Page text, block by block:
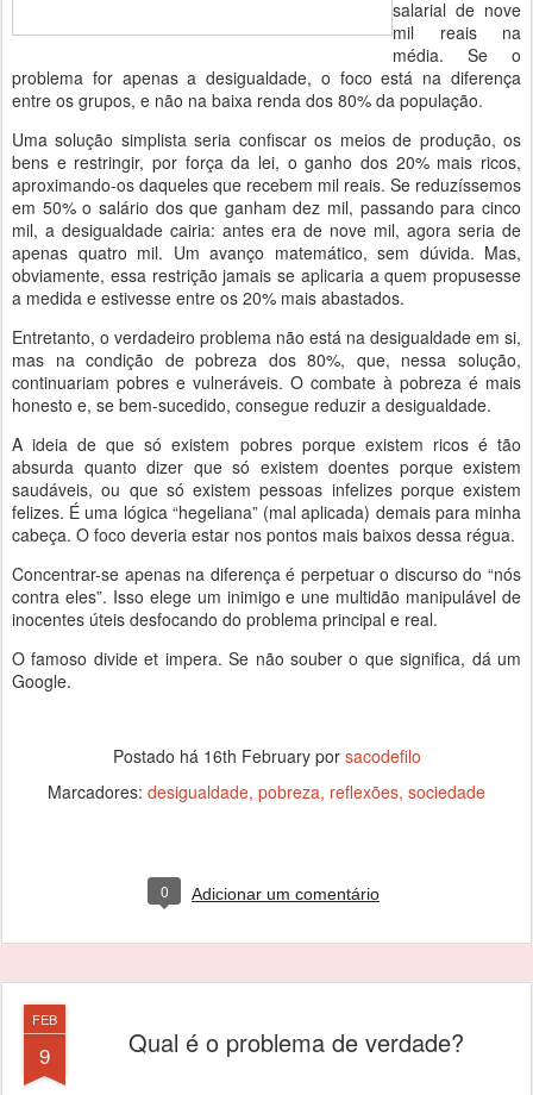
salarial de nove
mil reais na
média. Se o
problema for apenas a desigualdade, o foco está na diferença
entre os grupos, e não na baixa renda dos 80% da população.
Uma solução simplista seria confiscar os meios de produção, os
bens e restringir, por força da lei, o ganho dos 20% mais ricos,
aproximando-os daqueles que recebem mil reais. Se reduzíssemos
em 50% o salário dos que ganham dez mil, passando para cinco
mil, a desigualdade cairia: antes era de nove mil, agora seria de
apenas quatro mil. Um avanço matemático, sem dúvida. Mas,
obviamente, essa restrição jamais se aplicaria a quem propusesse
a medida e estivesse entre os 20% mais abastados.
Entretanto, o verdadeiro problema não está na desigualdade em si,
mas na condição de pobreza dos 80%, que, nessa solução,
continuariam pobres e vulneráveis. O combate à pobreza é mais
honesto e, se bem-sucedido, consegue reduzir a desigualdade.
A ideia de que só existem pobres porque existem ricos é tão
absurda quanto dizer que só existem doentes porque existem
saudáveis, ou que só existem pessoas infelizes porque existem
felizes. É uma lógica “hegeliana” (mal aplicada) demais para minha
cabeça. O foco deveria estar nos pontos mais baixos dessa régua.
Concentrar-se apenas na diferença é perpetuar o discurso do “nós
contra eles”. Isso elege um inimigo e une multidão manipulável de
inocentes úteis desfocando do problema principal e real.
O famoso divide et impera. Se não souber o que significa, dá um
Google.
Postado há 16th Februarypor sacodefilo
Marcadores: desigualdade pobreza reflexões sociedade
0 Adicionar um comentário
FEB
9 Qual é o problema de verdade?